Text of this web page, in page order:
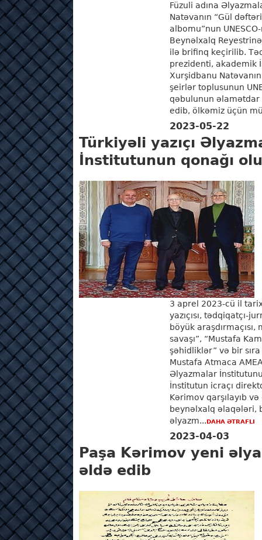
Füzuli adına
Natəvanın “Gül
albomu”nun
Beynəlxalq
ilə brifinq keçirilib.
prezidenti, akademik
Xurşidbanu
şeirlər toplusunun
qəbulunun
edib, ölkəmiz üçün
2023-05-22
Türkiyəli yazıçı
İnstitutunun qonağı
3 aprel 2023-cü il
yazıçısı, tədqiqatçı-
böyük
savaşı”, “Mustafa
şəhidliklər” və bir
Mustafa Atmaca
Əlyazmalar
İnstitutun icraçı
Kərimov qarşılayıb
beynəlxalq əlaqələri,
əlyazm...DAHA ƏTRAFLI
2023-04-03
Paşa Kərimov yeni
əldə edib